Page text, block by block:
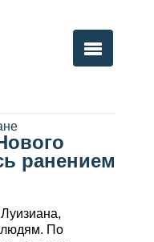
ранением
людям. По